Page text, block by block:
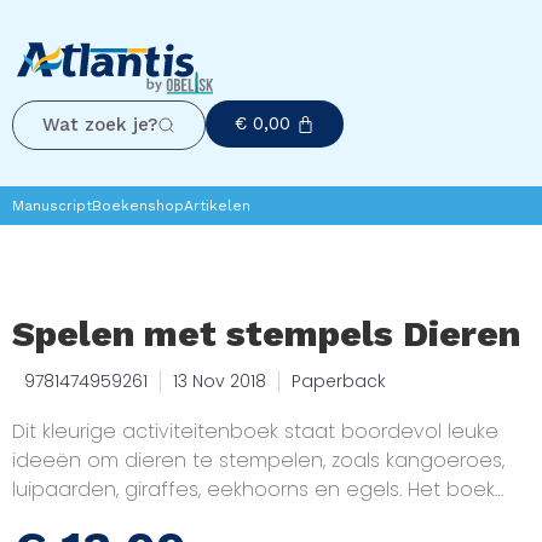
Wat zoek je? € 0,00
ManuscriptBoekenshopArtikelen
Spelen met stempels Dieren
9781474959261 13 Nov 2018 Paperback
Dit kleurige activiteitenboek staat boordevol leuke
ideeën om dieren te stempelen, zoals kangoeroes,
luipaarden, giraffes, eekhoorns en egels. Het boek